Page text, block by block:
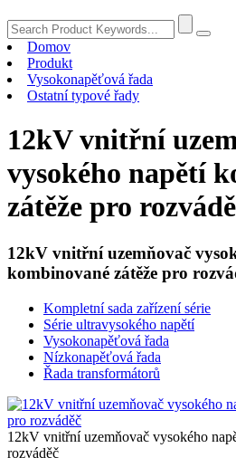
Domov
Produkt
Vysokonapěťová řada
Ostatní typové řady
12kV vnitřní
vysokého napětí
zátěže pro
12kV vnitřní uzemňovač
kombinované zátěže pro
Kompletní sada zařízení série
Série ultravysokého napětí
Vysokonapěťová řada
Nízkonapěťová řada
Řada transformátorů
12kV vnitřní uzemňovač vysokého
rozváděč